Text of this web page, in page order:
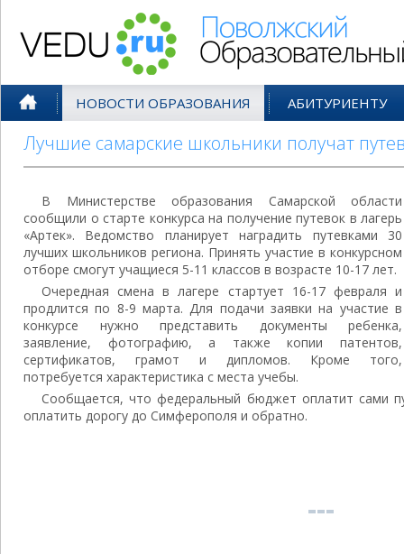
НОВОСТИ ОБРАЗОВАНИЯ АБИТУРИЕНТУ
Лучшие самарские школьники получат
В Министерстве образования Самарской области
сообщили о старте конкурса на получение путевок в лагерь
«Артек». Ведомство планирует наградить путевками 30
лучших школьников региона. Принять участие в конкурсном
отборе смогут учащиеся 5-11 классов в возрасте 10-17 лет.
Очередная смена в лагере стартует 16-17 февраля и
продлится по 8-9 марта. Для подачи заявки на участие в
конкурсе нужно представить документы ребенка,
заявление, фотографию, а также копии патентов,
сертификатов, грамот и дипломов. Кроме того,
потребуется характеристика с места учебы.
Сообщается, что федеральный бюджет оплатит сами
оплатить дорогу до Симферополя и обратно.